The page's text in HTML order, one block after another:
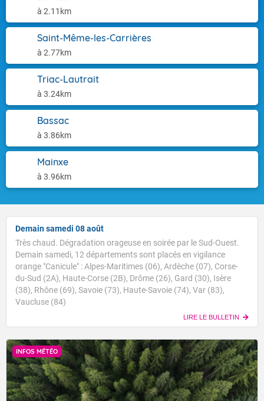
à 2.11km
Saint-Même-les-Carrières
à 2.77km
Triac-Lautrait
à 3.24km
Bassac
à 3.86km
Mainxe
à 3.96km
Demain samedi 08 août
Très chaud. Dégradation orageuse en soirée par le Sud-Ouest.
Demain samedi, 12 départements sont placés en vigilance
orange "Canicule" : Alpes-Maritimes (06), Ardèche (07), Corse-
du-Sud (2A), Haute-Corse (2B), Drôme (26), Gard (30), Isère
(38), Rhône (69), Savoie (73), Haute-Savoie (74), Var (83),
Vaucluse (84)
LIRE LE BULLETIN
INFOS MÉTÉO